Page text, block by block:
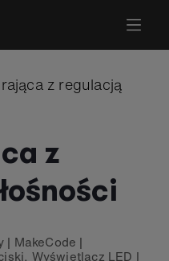
z regulacją
z
| MakeCode |
, Wyświetlacz LED |